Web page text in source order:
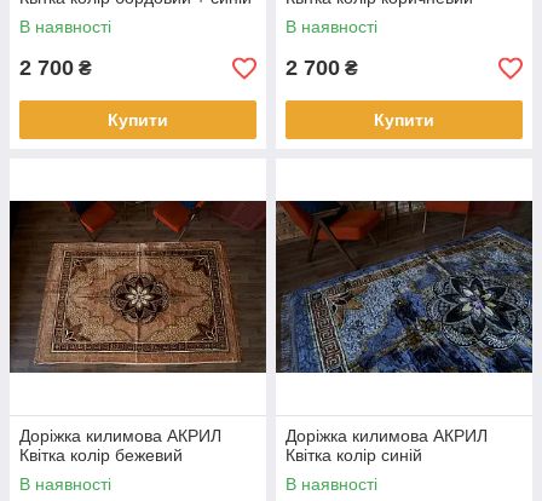
В наявності
2 700 ₴
Купити
В наявності
2 700 ₴
Купити
Доріжка килимова АКРИЛ
Квітка колір бежевий
В наявності
Доріжка килимова АКРИЛ
Квітка колір синій
В наявності